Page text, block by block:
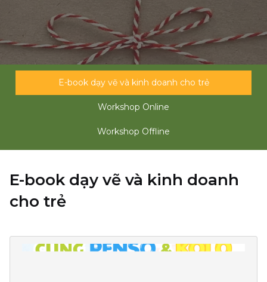
E-book dạy vẽ và kinh doanh cho trẻ
Workshop Online
Workshop Offline
E-book dạy vẽ và kinh doanh
cho trẻ